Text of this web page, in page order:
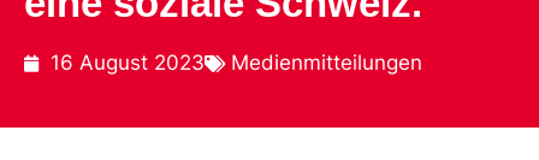
16 August 2023 Medienmitteilungen